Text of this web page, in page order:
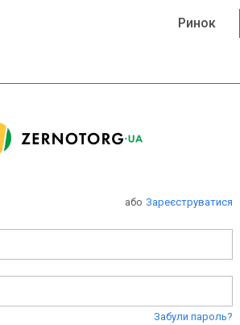
Ринок
або Зареєструватися
Забули пароль?